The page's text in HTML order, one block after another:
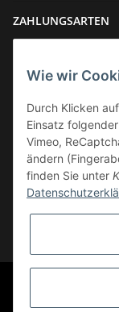
ZAHLUNGSARTEN
VERSAND
Widerrufsbutton
* Alle
Wie wir
Durch Klicken
Einsatz
Vimeo,
ändern
finden Sie unter